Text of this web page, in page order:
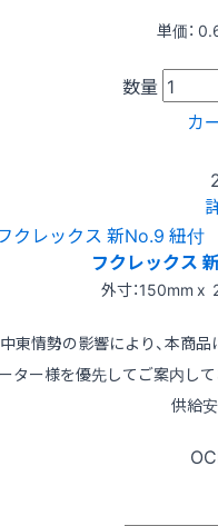
単価：
数量
カ
フクレックス
外寸：150mm
東情勢の影響により、本商
ター様を優先してご案内し
供給